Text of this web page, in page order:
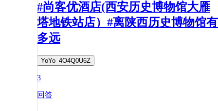
#尚客优酒店(西安历史博物馆大雁
塔地铁站店）#离陕西历史博物馆有
多远
YoYo_4O4Q0U6Z
3
回答